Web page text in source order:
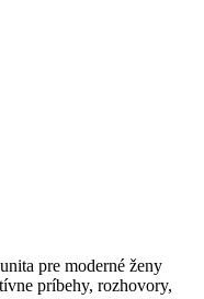
pre moderné ženy
príbehy, rozhovory,